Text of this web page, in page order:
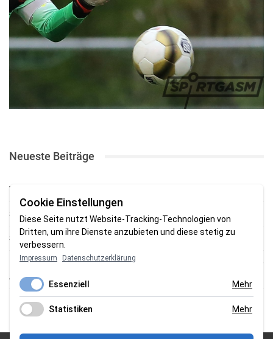
Neueste Beiträge
TSV gewinnt Testspiel bei Braker Reserve
SV Brake gewinnt erstes Heimspiel mit 2:0
SV Brake feiert 5:2-Auftaktsieg beim Delmenhorster TB
Fehlstart in Oldenburg: 1. FC Nordenham verliert zum Bezirksliga-
Auftakt
Fußball in der Wesermarsch: Die Bilder vom Wochenende
Cookie Einstellungen
Diese Seite nutzt Website-Tracking-Technologien von
Dritten, um ihre Dienste anzubieten und diese stetig zu
verbessern.
Impressum Datenschutzerklärung
Essenziell Mehr
Statistiken Mehr